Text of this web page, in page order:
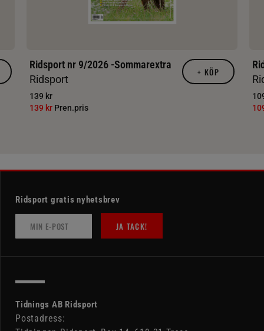
Ridsport nr 9/2026 -Sommarextra
Ridsport
139 kr
139 kr Pren.pris
+ KÖP
Ridsport gratis nyhetsbrev
JA TACK!
Tidnings AB Ridsport
Postadress: